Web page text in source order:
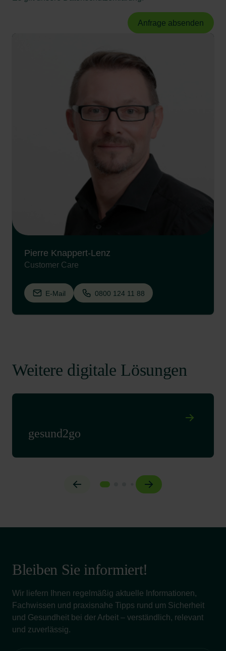
Pierre Knappert-Lenz
Customer Care
E-Mail 0800 124 11 88
Weitere digitale Lösungen
gesund2go
Bleiben Sie informiert!
Wir liefern Ihnen regelmäßig aktuelle Informationen,
Fachwissen und praxisnahe Tipps rund um Sicherheit
und Gesundheit bei der Arbeit – verständlich, relevant
und zuverlässig.